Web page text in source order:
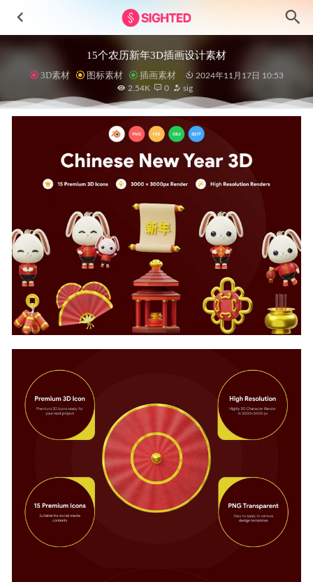
15个农历新年3D插画设计素材
3D素材 图标素材 插画素材
2024年11月17日 10:53
2.54K
0 sig
Shoply成套电商app用户界面设计Figma素材 2023-04-13
Titans 数字交易平台app ui设计 .fig素材 2021-11-12
Robo金融投资app ui设计 .fig素材
2022-09-11
Assistant成套个人助理app ui设计 .xd .sketch素材
2022-01-23